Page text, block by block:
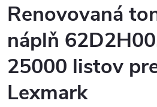
Renovovaná
náplň
25000 listov
Lexmark